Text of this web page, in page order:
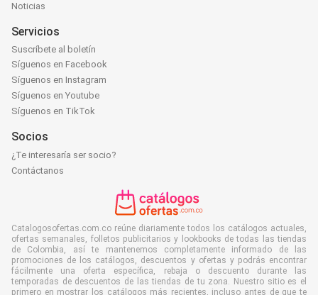
Noticias
Servicios
Suscríbete al boletín
Síguenos en Facebook
Síguenos en Instagram
Síguenos en Youtube
Síguenos en TikTok
Socios
¿Te interesaría ser socio?
Contáctanos
Catalogosofertas.com.co reúne diariamente todos los catálogos actuales,
ofertas semanales, folletos publicitarios y lookbooks de todas las tiendas
de Colombia, así te mantenemos completamente informado de las
promociones de los catálogos, descuentos y ofertas y podrás encontrar
fácilmente una oferta específica, rebaja o descuento durante las
temporadas de descuentos de las tiendas de tu zona. Nuestro sitio es el
primero en mostrar los catálogos más recientes, incluso antes de que te